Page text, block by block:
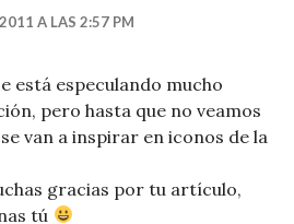
A LAS 2:57 PM
está especulando mucho
pero hasta que no veamos
van a inspirar en iconos de la
gracias por tu artículo,
tú